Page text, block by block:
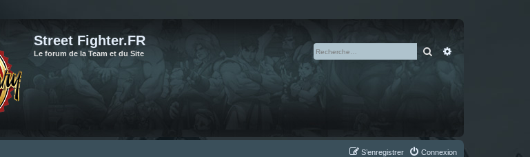
Street Fighter.FR
Le forum de la Team et du Site Rechercher
Connexion
S’enregistrer